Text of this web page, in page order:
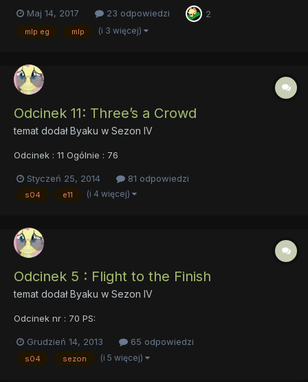
~Niklas ... Ale temat już był .... . A był, ale ankiety z oceną odcinka
nie było...
Maj 14, 2017 23 odpowiedzi 2
mlp eg mlp (i 3 więcej)
Odcinek 11: Three’s a Crowd
temat dodałByaku w Sezon IV
Odcinek : 11 Ogólnie : 76
Styczeń 25, 2014 81 odpowiedzi
s04 e11 (i 4 więcej)
Odcinek 5 : Flight to the Finish
temat dodałByaku w Sezon IV
Odcinek nr : 70 PS:
Grudzień 14, 2013 65 odpowiedzi
s04 sezon (i 5 więcej)